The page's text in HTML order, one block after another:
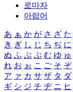
로마자
아랍어
あ ぁ か が さ ざ た
き ぎ し じ ち ぢ に
ぬ ふ ぶ ぷ む ゆ ゅ
れ お ぉ こ ご そ ぞ
ア ァ カ サ ザ タ ダ
ギ シ ジ チ ヂ ニ ヒ